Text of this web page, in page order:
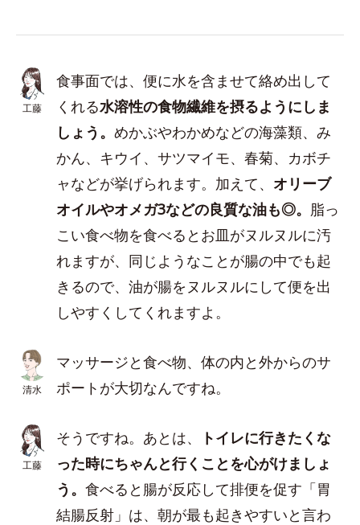
工藤
食事面では、便に水を含ませて絡め出して
くれる水溶性の食物繊維を摂るようにしま
しょう。 めかぶやわかめなどの海藻類、み
かん、キウイ、サツマイモ、春菊、カボチ
ャなどが挙げられます。加えて、 オリーブ
オイルやオメガ3などの良質な油も◎。 脂っ
こい食べ物を食べるとお皿がヌルヌルに汚
れますが、同じようなことが腸の中でも起
きるので、油が腸をヌルヌルにして便を出
しやすくしてくれますよ。
清水
マッサージと食べ物、体の内と外からのサ
ポートが大切なんですね。
工藤
そうですね。あとは、
トイレに行きたくな
った時にちゃんと行くことを心がけましょ
う。 食べると腸が反応して排便を促す「胃
結腸反射」は、朝が最も起きやすいと言わ